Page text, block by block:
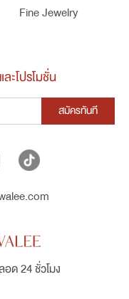
Fine Jewelry
ะโปรโมชั่น
สมัครทันที
ด 24 ชั่วโมง